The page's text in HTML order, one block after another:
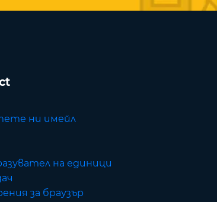
ни имейл
на единици
за браузър